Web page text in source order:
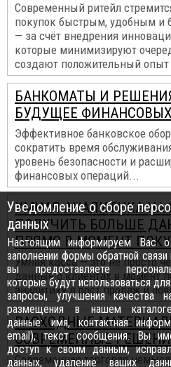
Современный ритейл
покупок быстрым, удобным и
— за счёт внедрения
которые минимизируют
создают положительный опыт
БАНКОМАТЫ И РЕШЕНИЯ
БУДУЩЕЕ
Эффективное банковское
сократить время
уровень безопасности и
финансовых операций...
УМНАЯ АНАЛИТИКА НА
ПОЛУЧИТЬ БОЛЬШЕ
ПРЯМО В МОМЕНТ
Умная касса — это не просто
данные о клиентах в момент
аналитику в рост продаж и
РАСХОДНЫЕ
СОВРЕМЕННЫЕ
Современная торговля
Уведомление о сборе
данных
Настоящим информируем Вас
заполнении формы обратной
вы предоставляете
которые будут использоваться
запросы, улучшения качества
размещения в нашем
данные: имя, контактная
email), текст сообщения. Вы
доступ к своим данным,
данных, удаление ваших